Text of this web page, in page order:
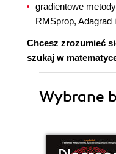
gradientowe
RMSprop, Adagrad
Chcesz zrozumieć
szukaj w
Wybrane